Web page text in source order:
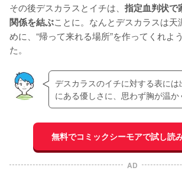
その後デスカラスとイチは、 指定血判状で
関係を結ぶことに。なんとデスカラスは天
めに、“帰って来れる場所”を作ってくれよ
た。
デスカラスのイチに対する表に
にある優しさに、思わず胸が温か
無料でコミックシーモアで試し読
AD